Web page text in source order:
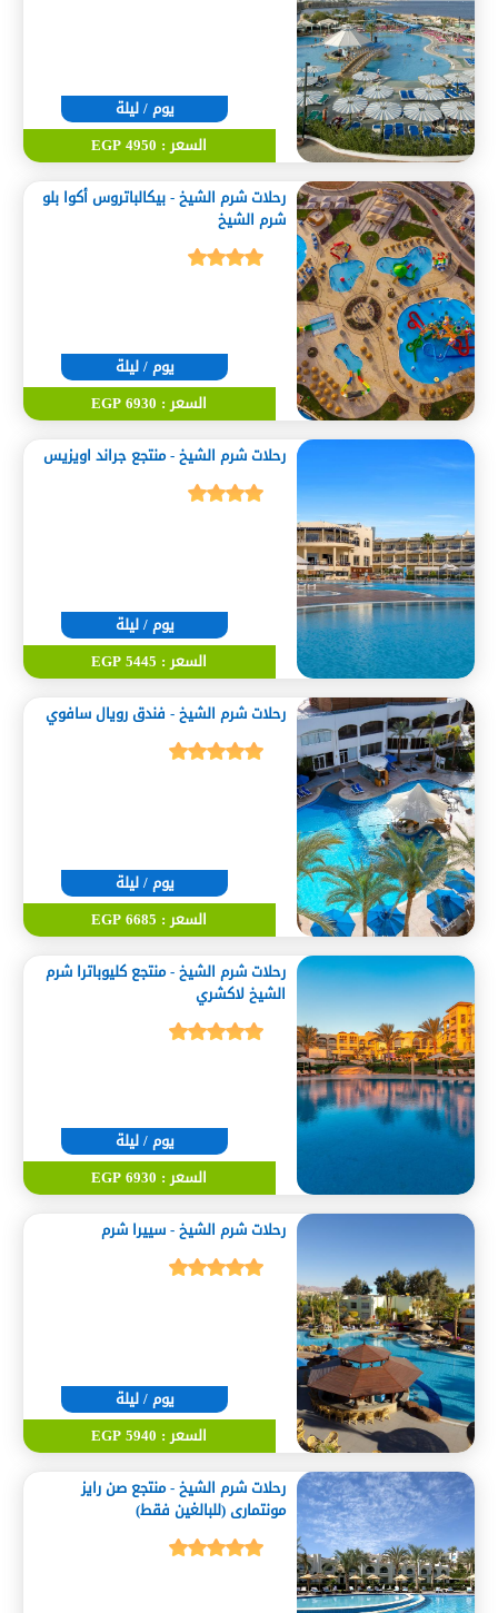
يوم / ليلة
السعر : 4950 EGP
رحلات شرم الشيخ - بيكالباتروس أكوا بلو
شرم الشيخ
يوم / ليلة
السعر : 6930 EGP
رحلات شرم الشيخ - منتجع جراند اويزيس
يوم / ليلة
السعر : 5445 EGP
رحلات شرم الشيخ - فندق رويال سافوي
يوم / ليلة
السعر : 6685 EGP
رحلات شرم الشيخ - منتجع كليوباترا شرم
الشيخ لاكشري
يوم / ليلة
السعر : 6930 EGP
رحلات شرم الشيخ - سييرا شرم
يوم / ليلة
السعر : 5940 EGP
رحلات شرم الشيخ - منتجع صن رايز
مونتمارى (للبالغين فقط)